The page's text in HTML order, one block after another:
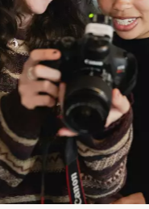
mange
liker å jobbe med.